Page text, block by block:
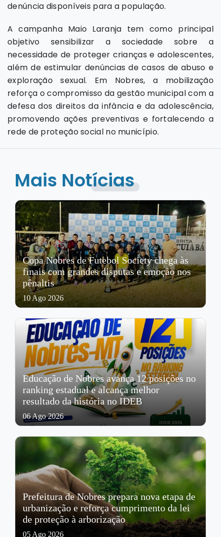
denúncia disponíveis para a população.
A campanha Maio Laranja tem como principal
objetivo sensibilizar a sociedade sobre a
necessidade de proteger crianças e adolescentes,
além de estimular denúncias de casos de abuso e
exploração sexual. Em Nobres, a mobilização
reforça o compromisso da gestão municipal com a
defesa dos direitos da infância e da adolescência,
promovendo ações preventivas e fortalecendo a
rede de proteção social no município.
Mais Notícias
Copa Nobres de Futebol Society chega às
finais com grandes disputas e emoção nos
pênaltis
10 Ago 2026
Educação de Nobres avança 12 posições no
ranking estadual e alcança melhor
resultado da história no IDEB
06 Ago 2026
Prefeitura de Nobres prepara nova etapa de
urbanização e reforça cumprimento da lei
de proteção à arborização
05 Ago 2026